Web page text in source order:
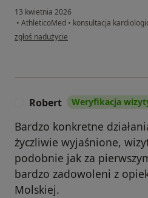
13 kwietnia 2026
• AthleticoMed • konsultacja
w opinii użytkownika Michalina
zgłoś nadużycie
Robert Weryfikacja
Bardzo konkretne
życzliwie wyjaśnione,
podobnie jak za
bardzo zadowoleni z
Molskiej.